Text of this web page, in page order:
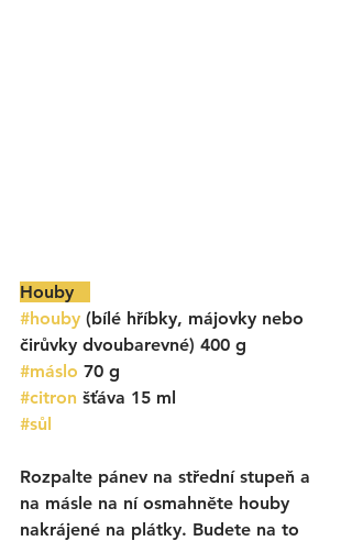
Houby
#houby (bílé hříbky, májovky nebo
čirůvky dvoubarevné) 400 g
#máslo 70 g
#citron šťáva 15 ml
#sůl
Rozpalte pánev na střední stupeň a
na másle na ní osmahněte houby
nakrájené na plátky. Budete na to